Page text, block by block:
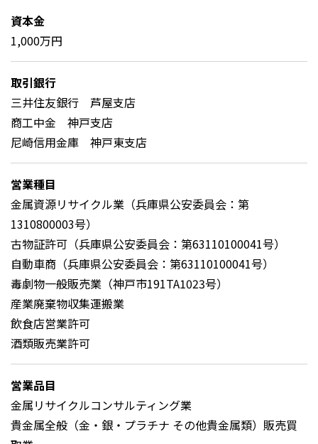
資本金
1,000万円
取引銀行
三井住友銀行 芦屋支店
商工中金 神戸支店
尼崎信用金庫 神戸東支店
営業種目
金属資源リサイクル業（兵庫県公安委員会：第
1310800003号）
古物証許可（兵庫県公安委員会：第63110100041号）
自動車商（兵庫県公安委員会：第63110100041号）
毒劇物一般販売業（神戸市191TA1023号）
産業廃棄物収集運搬業
飲食店営業許可
酒類販売業許可
営業品目
金属リサイクルコンサルティング業
貴金属全般（金・銀・プラチナ その他貴金属類）販売買